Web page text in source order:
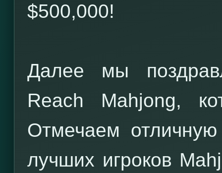
$500,000!
Далее мы
Reach Mahjong,
Отмечаем
лучших игроков